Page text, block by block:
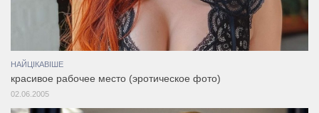
НАЙЦІКАВІШЕ
красивое рабочее место (эротическое фото)
02.06.2005